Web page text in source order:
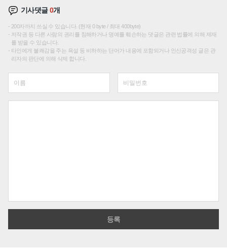
기사댓글0개
200자까지 쓰실 수 있습니다. (현재 0 byte / 최대 400byte)
저작권 등 다른 사람의 권리를 침해하거나 명예를 훼손하는 댓글은 관련 법률에 의해 제재
를 받을 수 있습니다.
타인에게 불쾌감을 주는 욕설 등 비하하는 단어가 내용에 포함되거나 인신공격성 글은 관
리자의 판단에 의해 삭제 합니다.